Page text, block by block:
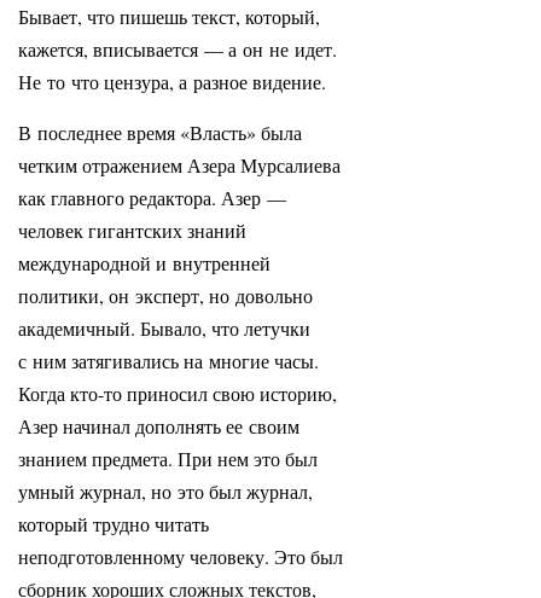
Бывает, что пишешь текст, который,
кажется, вписывается — а он не идет.
Не то что цензура, а разное видение.
В последнее время «Власть» была
четким отражением Азера Мурсалиева
как главного редактора. Азер —
человек гигантских знаний
международной и внутренней
политики, он эксперт, но довольно
академичный. Бывало, что летучки
с ним затягивались на многие часы.
Когда кто-то приносил свою историю,
Азер начинал дополнять ее своим
знанием предмета. При нем это был
умный журнал, но это был журнал,
который трудно читать
неподготовленному человеку. Это был
сборник хороших сложных текстов,